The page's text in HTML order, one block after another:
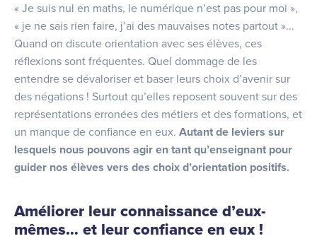
« Je suis nul en maths, le numérique n’est pas pour moi »,
« je ne sais rien faire, j’ai des mauvaises notes partout »...
Quand on discute orientation avec ses élèves, ces
réflexions sont fréquentes. Quel dommage de les
entendre se dévaloriser et baser leurs choix d’avenir sur
des négations ! Surtout qu’elles reposent souvent sur des
représentations erronées des métiers et des formations, et
un manque de confiance en eux. Autant de leviers sur
lesquels nous pouvons agir en tant qu’enseignant pour
guider nos élèves vers des choix d’orientation positifs.
Améliorer leur connaissance d’eux-
mêmes… et leur confiance en eux !